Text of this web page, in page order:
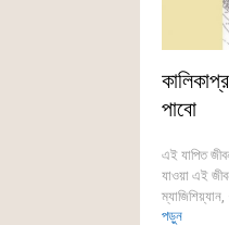
পাবো
এই যাপিত
যাওয়া এই
পড়ুন